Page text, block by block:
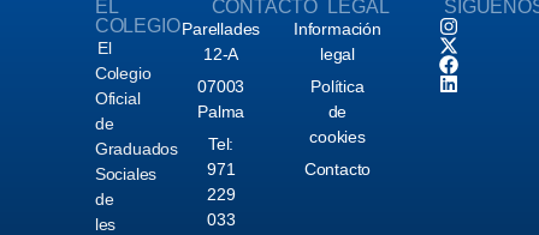
EL
COLEGIO
El
Colegio
Oficial
de
Graduados
Sociales
de
les
CONTACTO
Parellades
12-A
07003
Palma
Tel:
971
229
033
LEGAL
Información
legal
Política
de
cookies
Contacto